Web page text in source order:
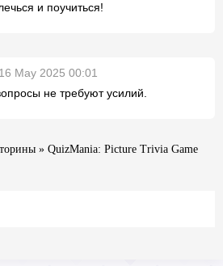
и поучиться!
16 May 2025 00:01
не требуют усилий.
» QuizMania: Picture Trivia Game